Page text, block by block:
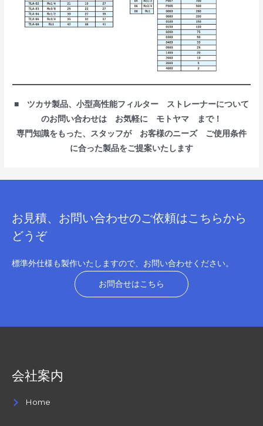
■ ツカサ製品、小型高性能フィルター ストレーナーについて
のお問い合わせは お気軽に モトヤマ まで！
専門知識をもった、スタッフが お客様のニーズ ご使用条件
に合った製品をご提案いたします
お見積、お問い合わせのご依頼はこちらから
どうぞ
標準外仕様も製作いたしますので、お問い合わせください。
お問合せはこちら
会社案内
Home